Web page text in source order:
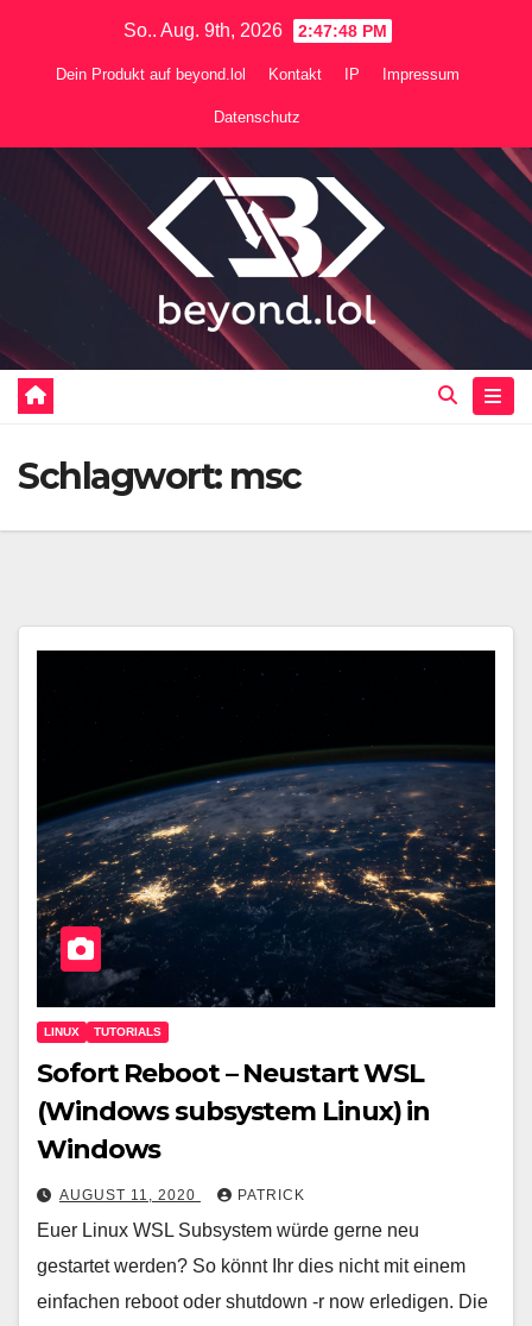
So.. Aug. 9th, 2026 2:47:49 PM
Dein Produkt auf beyond.lol Kontakt IP Impressum
Datenschutz
Schlagwort: msc
LINUX TUTORIALS
Sofort Reboot – Neustart WSL
(Windows subsystem Linux) in
Windows
AUGUST 11, 2020 PATRICK
Euer Linux WSL Subsystem würde gerne neu
gestartet werden? So könnt Ihr dies nicht mit einem
einfachen reboot oder shutdown -r now erledigen. Die